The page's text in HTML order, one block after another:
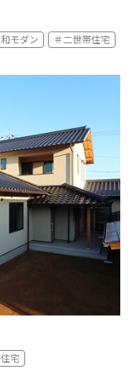
モダン ＃二世帯住宅
宅